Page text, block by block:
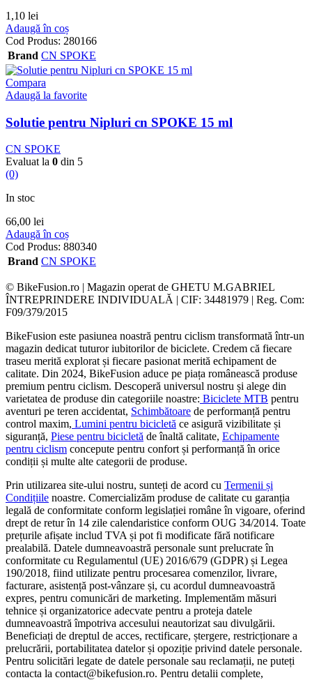
1,10 lei
Adaugă în coș
Cod Produs: 280166
Brand CN SPOKE
Compara
Adaugă la favorite
Solutie pentru Nipluri cn SPOKE 15 ml
CN SPOKE
Evaluat la 0 din 5
(0)
In stoc
66,00 lei
Adaugă în coș
Cod Produs: 880340
Brand CN SPOKE
© BikeFusion.ro | Magazin operat de GHETU M.GABRIEL
ÎNTREPRINDERE INDIVIDUALĂ | CIF: 34481979 | Reg. Com:
F09/379/2015
BikeFusion este pasiunea noastră pentru ciclism transformată într-un
magazin dedicat tuturor iubitorilor de biciclete. Credem că fiecare
traseu merită explorat și fiecare pasionat merită echipament de
calitate. Din 2024, BikeFusion aduce pe piața românească produse
premium pentru ciclism. Descoperă universul nostru și alege din
varietatea de produse din categoriile noastre: Biciclete MTB pentru
aventuri pe teren accidentat, Schimbătoare de performanță pentru
control maxim, Lumini pentru bicicletă ce asigură vizibilitate și
siguranță, Piese pentru bicicletă de înaltă calitate, Echipamente
pentru ciclism concepute pentru confort și performanță în orice
condiții și multe alte categorii de produse.
Prin utilizarea site-ului nostru, sunteți de acord cu Termenii și
Condițiile noastre. Comercializăm produse de calitate cu garanția
legală de conformitate conform legislației române în vigoare, oferind
drept de retur în 14 zile calendaristice conform OUG 34/2014. Toate
prețurile afișate includ TVA și pot fi modificate fără notificare
prealabilă. Datele dumneavoastră personale sunt prelucrate în
conformitate cu Regulamentul (UE) 2016/679 (GDPR) și Legea
190/2018, fiind utilizate pentru procesarea comenzilor, livrare,
facturare, asistență post-vânzare și, cu acordul dumneavoastră
expres, pentru comunicări de marketing. Implementăm măsuri
tehnice și organizatorice adecvate pentru a proteja datele
dumneavoastră împotriva accesului neautorizat sau divulgării.
Beneficiați de dreptul de acces, rectificare, ștergere, restricționare a
prelucrării, portabilitatea datelor și opoziție privind datele personale.
Pentru solicitări legate de datele personale sau reclamații, ne puteți
contacta la contact@bikefusion.ro. Pentru detalii complete,